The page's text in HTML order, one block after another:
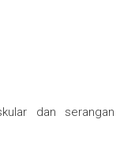
dan serangan